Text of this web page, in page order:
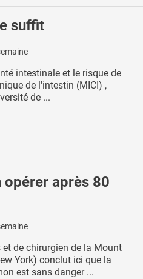
suffit
intestinale et le risque de
de l'intestin (MICI) ,
de ...
opérer après 80
et de chirurgien de la Mount
York) conclut ici que la
est sans danger ...